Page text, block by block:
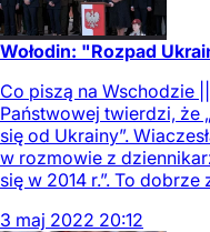
Wołodin: "Rozpad
Co piszą na Wschodzie
Państwowej twierdzi, że
się od Ukrainy”.
w rozmowie z
się w 2014 r.”. To dobrze
3 maj 2022 20:12